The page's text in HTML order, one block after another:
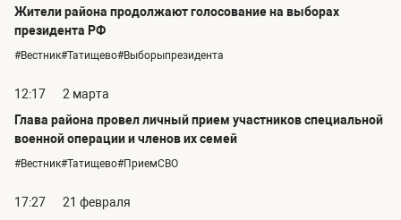
Жители района продолжают голосование на выборах
президента РФ
#Вестник#Татищево#Выборыпрезидента
12:17
2 марта
Глава района провел личный прием участников специальной
военной операции и членов их семей
#Вестник#Татищево#ПриемСВО
17:27
21 февраля